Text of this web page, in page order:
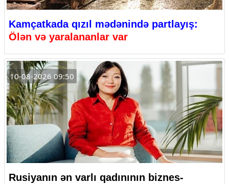
Kamçatkada qızıl mədənində partlayış:
Ölən və yaralananlar var
10-08-2026 09:50
Rusiyanın ən varlı qadınının biznes-